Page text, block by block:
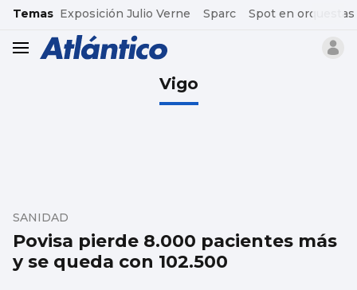
common.go-to-content
Temas Exposición Julio Verne Sparc Spot en orquestas
header.menu.open
Vigo
Povisa pierde 8.000 pacientes más
y se queda con 102.500
SANIDAD